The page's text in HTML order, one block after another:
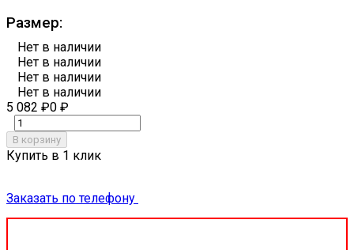
Размер:
Нет в наличии
Нет в наличии
Нет в наличии
Нет в наличии
5 082 ₽0 ₽
В корзину
Купить в 1 клик
Заказать по телефону